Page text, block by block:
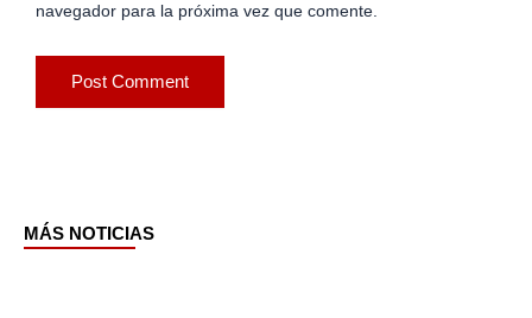
navegador para la próxima vez que comente.
MÁS NOTICIAS